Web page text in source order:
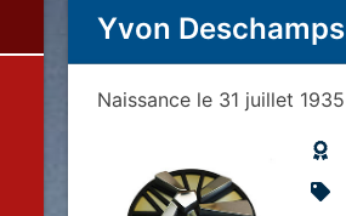
Yvon Deschamps
Naissance le 31 juillet 1935